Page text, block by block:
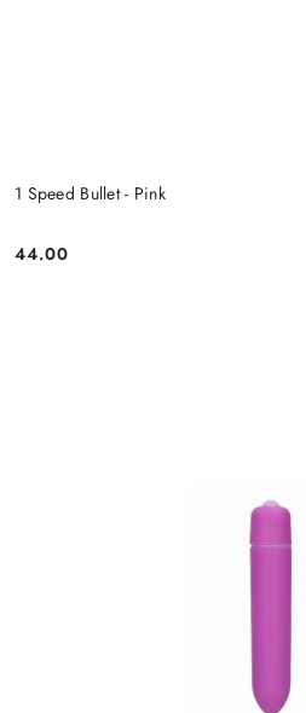
1 Speed Bullet - Pink
Cena:
44.00